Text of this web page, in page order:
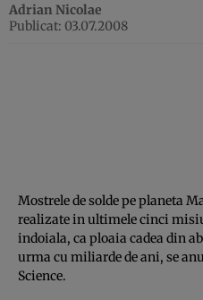
Adrian Nicolae
Publicat: 03.07.2008
Mostrele de solde pe planeta
realizate in ultimele cinci
indoiala, ca ploaia cadea din
urma cu miliarde de ani, se
Science.